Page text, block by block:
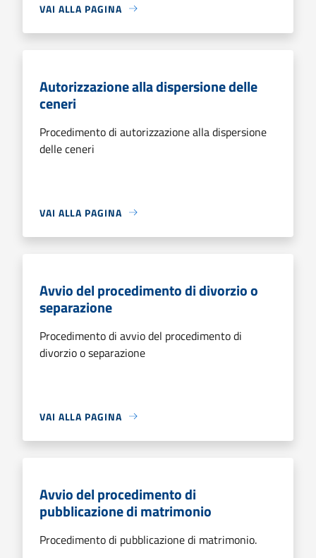
VAI ALLA PAGINA
Autorizzazione alla dispersione delle
ceneri
Procedimento di autorizzazione alla dispersione
delle ceneri
VAI ALLA PAGINA
Avvio del procedimento di divorzio o
separazione
Procedimento di avvio del procedimento di
divorzio o separazione
VAI ALLA PAGINA
Avvio del procedimento di
pubblicazione di matrimonio
Procedimento di pubblicazione di matrimonio.